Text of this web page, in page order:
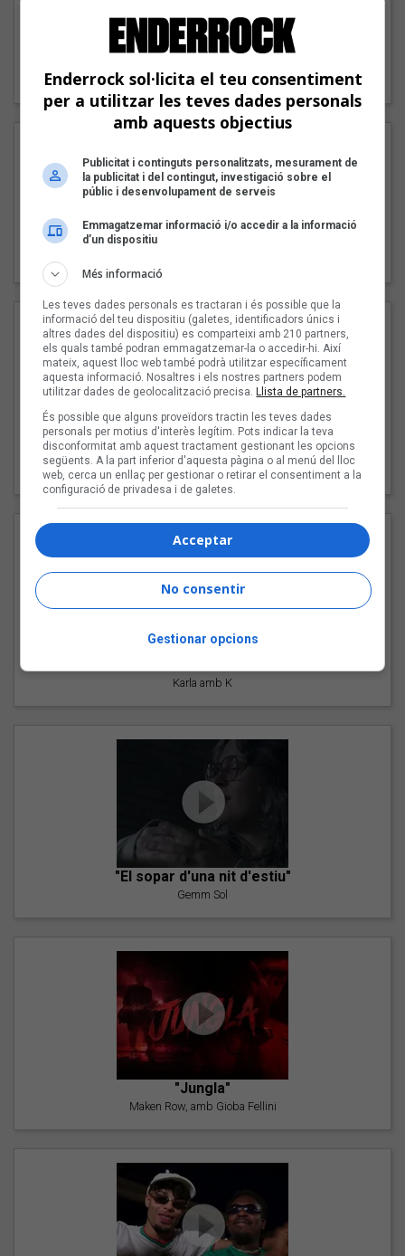
Carmen y María
"Les cabres"
94 Rules amb Compte
Karla amb K
"El sopar d'una nit d'estiu"
Gemm Sol
"Jungla"
Maken Row, amb Gioba Fellini
Enderrock sol·licita el teu consentiment
per a utilitzar les teves dades personals
amb aquests objectius
Publicitat i continguts personalitzats, mesurament de
la publicitat i del contingut, investigació sobre el
públic i desenvolupament de serveis
Emmagatzemar informació i/o accedir a la informació
d’un dispositiu
Més informació
Les teves dades personals es tractaran i és possible que la
informació del teu dispositiu (galetes, identificadors únics i
altres dades del dispositiu) es comparteixi amb 210 partners,
els quals també podran emmagatzemar-la o accedir-hi. Així
mateix, aquest lloc web també podrà utilitzar específicament
aquesta informació. Nosaltres i els nostres partners podem
utilitzar dades de geolocalització precisa. Llista de partners.
És possible que alguns proveïdors tractin les teves dades
personals per motius d'interès legítim. Pots indicar la teva
disconformitat amb aquest tractament gestionant les opcions
següents. A la part inferior d'aquesta pàgina o al menú del lloc
web, cerca un enllaç per gestionar o retirar el consentiment a la
configuració de privadesa i de galetes.
Acceptar
No consentir
Gestionar opcions